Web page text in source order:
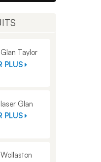
Taylor
PLUS
Glan
PLUS